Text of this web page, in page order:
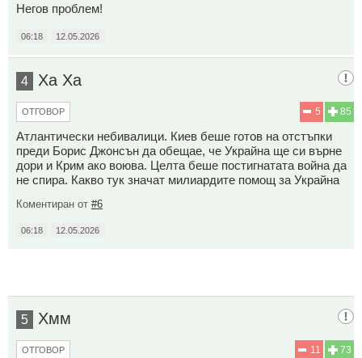
Негов проблем!
06:18 12.05.2026
4 Ха Ха
85
5
ОТГОВОР
Атлантически небивалици. Киев беше готов на отстъпки
преди Борис Джонсън да обещае, че Украйна ще си върне
дори и Крим ако воюва. Целта беше постигнатата война да
не спира. Какво тук значат милиардите помощ за Украйна
Коментиран от #6
06:18 12.05.2026
5 Хмм
73
11
ОТГОВОР